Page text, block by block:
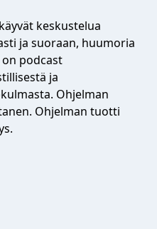
keskustelua
ja suoraan, huumoria
podcast
ja
Ohjelman
Ohjelman tuotti